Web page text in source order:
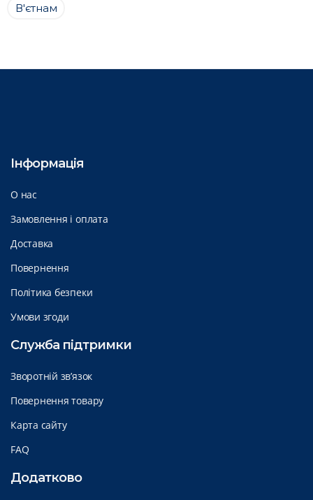
В'єтнам
Інформація
О нас
Замовлення і оплата
Доставка
Повернення
Політика безпеки
Умови згоди
Служба підтримки
Зворотній зв’язок
Повернення товару
Карта сайту
FAQ
Додатково